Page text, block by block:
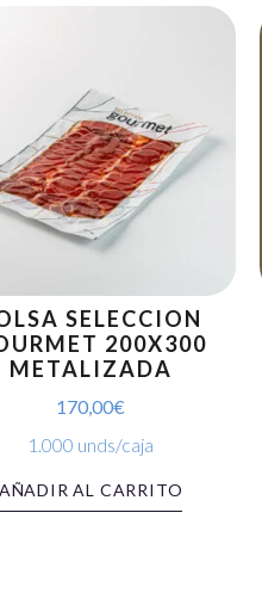
SELECCION
200X300
METALIZADA
170,00€
1.000 unds/caja
AÑADIR AL CARRITO